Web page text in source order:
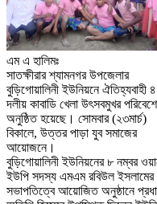
এম এ হালিমঃ
সাতক্ষীরার শ্যামনগর উপজেলার
বুড়িগোয়ালিনী ইউনিয়নে ঐতিহ্যবাহী ৪
দলীয় কাবাডি খেলা উৎসবমুখর পরিবেশে
অনুষ্ঠিত হয়েছে। সোমবার (২৩মার্চ)
বিকালে, উত্তর পাড়া যুব সমাজের
আয়োজনে।
বুড়িগোয়ালিনী ইউনিয়নের ৮ নম্বর
ইউপি সদস্য এমএম রবিউল ইসলামের
সভাপতিত্বে আয়োজিত অনুষ্ঠানে